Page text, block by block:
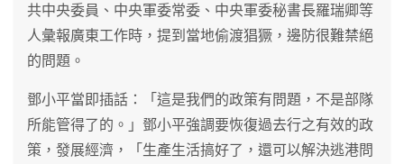
共中央委員、中央軍委常委、中央軍委秘書長羅瑞卿等
人彙報廣東工作時，提到當地偷渡猖獗，邊防很難禁絕
的問題。
鄧小平當即插話：「這是我們的政策有問題，不是部隊
所能管得了的。」鄧小平強調要恢復過去行之有效的政
策，發展經濟，「生產生活搞好了，還可以解決逃港問